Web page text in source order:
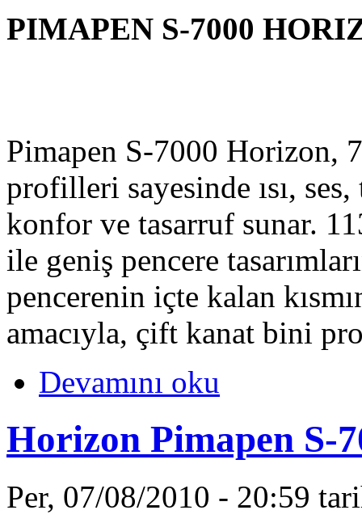
PIMAPEN S-7000
Pimapen S-7000 Horizon,
profilleri sayesinde ısı,
konfor ve tasarruf sunar.
ile geniş pencere
pencerenin içte kalan
amacıyla, çift kanat bini
Devamını oku
Horizon Pimapen S-
Per, 07/08/2010 - 20:59